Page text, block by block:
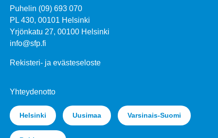
Puhelin (09) 693 070
PL 430, 00101 Helsinki
Yrjönkatu 27, 00100 Helsinki
info@sfp.fi
Rekisteri- ja evästeseloste
Yhteydenotto
Helsinki Uusimaa Varsinais-Suomi